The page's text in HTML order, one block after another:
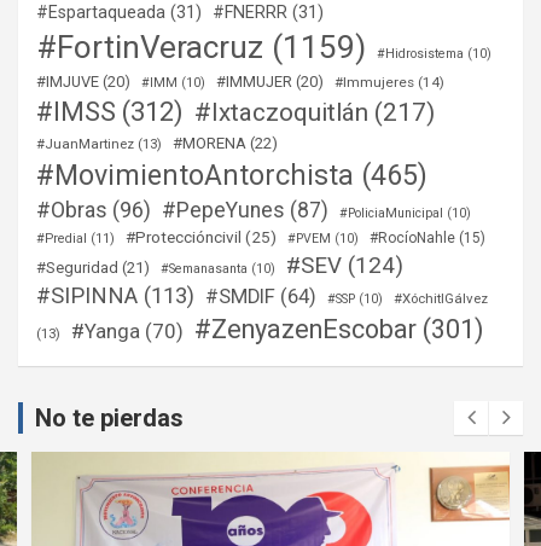
#Espartaqueada (31) #FNERRR (31)
#FortinVeracruz (1159) #Hidrosistema (10)
#IMJUVE (20) #IMM (10) #IMMUJER (20) #Immujeres (14)
#IMSS (312) #Ixtaczoquitlán (217)
#JuanMartinez (13) #MORENA (22)
#MovimientoAntorchista (465)
#Obras (96) #PepeYunes (87) #PoliciaMunicipal (10)
#Predial (11) #Proteccióncivil (25) #PVEM (10) #RocíoNahle (15)
#Seguridad (21) #Semanasanta (10) #SEV (124)
#SIPINNA (113) #SMDIF (64) #SSP (10) #XóchitlGálvez
(13) #Yanga (70) #ZenyazenEscobar (301)
No te pierdas